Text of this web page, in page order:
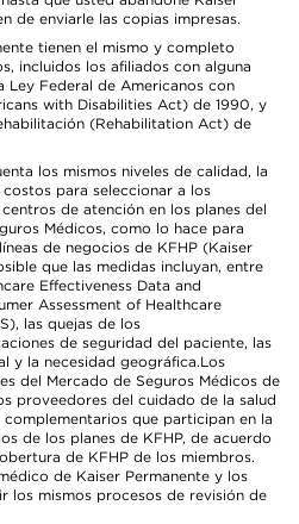
de enviarle las copias impresas.
tienen el mismo y completo
incluidos los afiliados con alguna
Federal de Americanos con
with Disabilities Act) de 1990, y
(Rehabilitation Act) de
los mismos niveles de calidad, la
para seleccionar a los
de atención en los planes del
Médicos, como lo hace para
de negocios de KFHP (Kaiser
que las medidas incluyan, entre
Effectiveness Data and
Assessment of Healthcare
las quejas de los
de seguridad del paciente, las
y la necesidad geográfica.Los
del Mercado de Seguros Médicos de
proveedores del cuidado de la salud
que participan en la
de los planes de KFHP, de acuerdo
de KFHP de los miembros.
de Kaiser Permanente y los
los mismos procesos de revisión de